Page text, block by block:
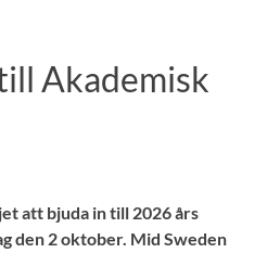
Akademisk
att bjuda in till 2026 års
den 2 oktober. Mid Sweden